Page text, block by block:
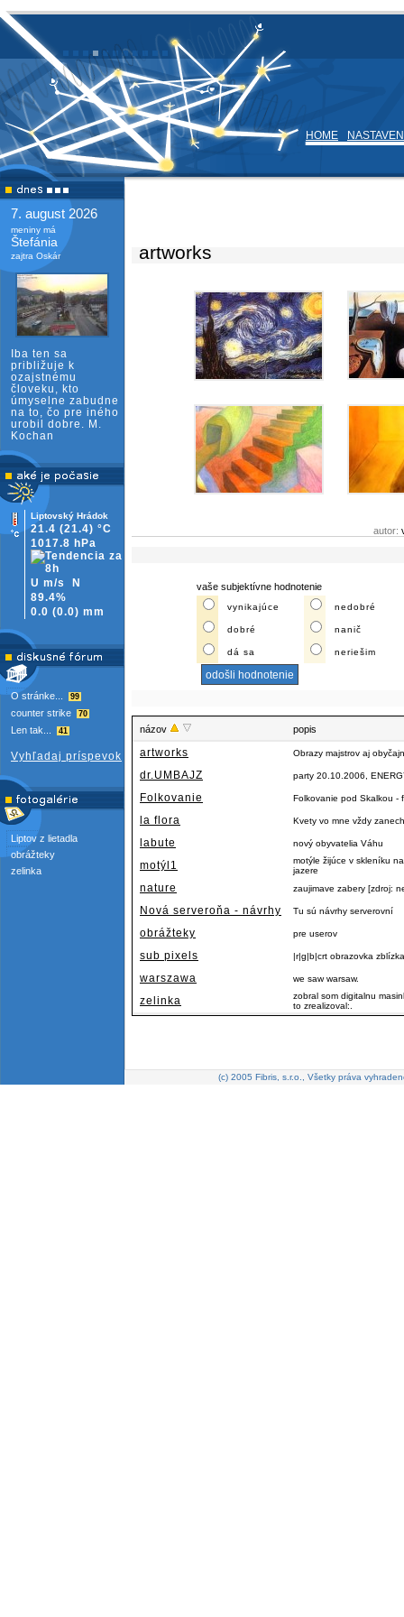
HOME
7. august 2026
meniny má
Štefánia
zajtra Oskár
Iba ten sa
približuje k
ozajstnému
človeku, kto
úmyselne zabudne
na to, čo pre iného
urobil dobre. M.
Kochan
Liptovský Hrádok
21.4 (21.4) °C
1017.8 hPa
U m/s
N
89.4%
0.0 (0.0) mm
O stránke... 99
counter strike 70
Len tak... 41
Vyhľadaj príspevok
Liptov z lietadla
obrážteky
zelinka
artworks
autor:
vaše subjektívne hodnotenie
vynikajúce nedobré
dobré nanič
dá sa neriešim
názov popis
artworks Obrazy majstrov aj
dr.UMBAJZ party 20.10.2006,
Folkovanie Folkovanie pod Skalkou -
la flora Kvety vo mne vždy
labute nový obyvatelia Váhu
motýl1
motýle žijúce v skleníku
jazere
nature zaujimave zabery [zdroj:
Nová serveroňa - návrhy Tu sú návrhy serverovní
obrážteky pre userov
sub pixels |r|g|b|crt obrazovka
warszawa we saw warsaw.
zelinka
zobral som digitalnu
to zrealizoval:.
(c) 2005 Fibris, s.r.o., Všetky práva